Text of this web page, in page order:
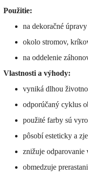
Použitie:
na dekoračné
okolo stromov,
na oddelenie
Vlastnosti a výhody:
vyniká dlhou
odporúčaný cyklus
použité farby sú
pôsobí esteticky a
znižuje odparovanie
obmedzuje